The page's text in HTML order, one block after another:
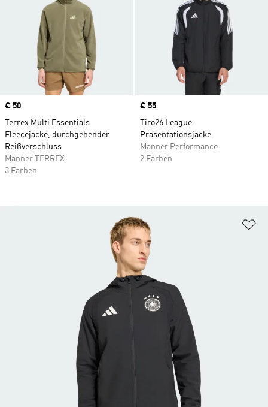
Price
€ 50
Terrex Multi Essentials
Fleecejacke, durchgehender
Reißverschluss
Männer TERREX
3 Farben
Price
€ 55
Tiro26 League
Präsentationsjacke
Männer Performance
2 Farben